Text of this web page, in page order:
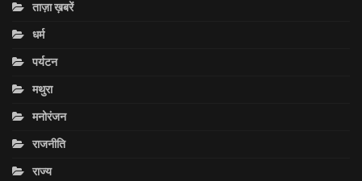
ताज़ा ख़बरें
धर्म
पर्यटन
मथुरा
मनोरंजन
राजनीति
राज्य